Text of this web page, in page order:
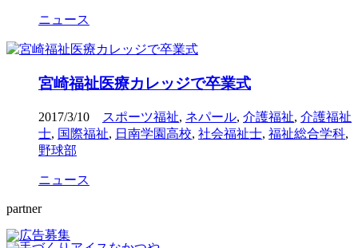
ニュース
宮崎福祉医療カレッジで卒業式
2017/3/10 スポーツ福祉, ネパール, 介護福祉, 介護福祉
士, 国際福祉, 日南学園高校, 社会福祉士, 福祉総合学科,
野球部
ニュース
partner